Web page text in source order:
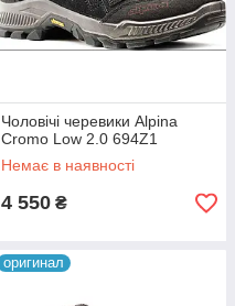
Чоловічі черевики Alpina
Cromo Low 2.0 694Z1
Немає в наявності
4 550 ₴
оригинал